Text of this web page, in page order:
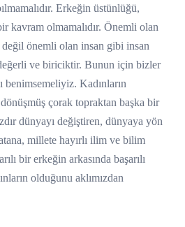
Erkeğin üstünlüğü,
kavram olmamalıdır. Önemli olan
önemli olan insan gibi insan
ve biriciktir. Bunun için bizler
benimsemeliyiz. Kadınların
dönüşmüş çorak topraktan başka bir
dünyayı değiştiren, dünyaya yön
millete hayırlı ilim ve bilim
bir erkeğin arkasında başarılı
olduğunu aklımızdan